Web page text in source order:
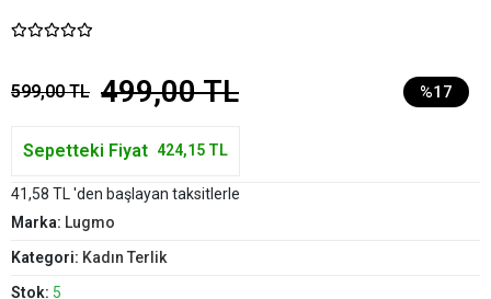
599,00 TL 499,00 TL %17
Sepetteki Fiyat 424,15 TL
41,58 TL 'den başlayan taksitlerle
Marka: Lugmo
Kategori: Kadın Terlik
Stok: 5